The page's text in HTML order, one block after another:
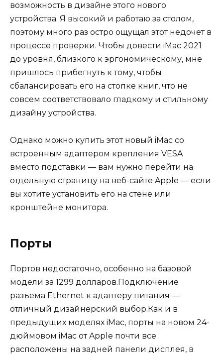
возможность в дизайне этого нового
устройства. Я высокий и работаю за столом,
поэтому много раз остро ощущал этот недочет в
процессе проверки. Чтобы довести iMac 2021
до уровня, близкого к эргономическому, мне
пришлось прибегнуть к тому, чтобы
сбалансировать его на стопке книг, что не
совсем соответствовало гладкому и стильному
дизайну устройства.
Однако можно купить этот новый iMac со
встроенным адаптером крепления VESA
вместо подставки — вам нужно перейти на
отдельную страницу на веб-сайте Apple — если
вы хотите установить его на стене или
кронштейне монитора.
Порты
Портов недостаточно, особенно на базовой
модели за 1299 долларов.Подключение
разъема Ethernet к адаптеру питания —
отличный дизайнерский выбор.Как и в
предыдущих моделях iMac, порты на новом 24-
дюймовом iMac от Apple почти все
расположены на задней панели дисплея, в